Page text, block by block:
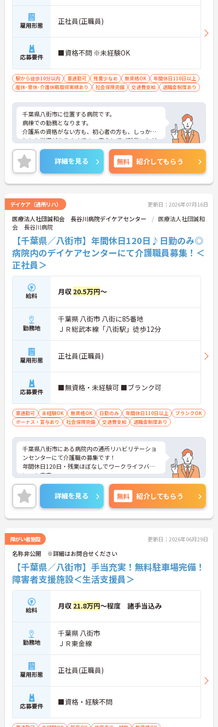
雇用形態 正社員(正職員)
応募要件 ■資格不問 ※未経験OK
駅から徒歩10分以内 車通勤可 残業少なめ 無資格OK
年間休日110日以上
産休･育休･介護休暇取得実績あり
社会保険完備 交通費支給 退職金制度あり
千葉県八街市に位置する病院です。
病棟での勤務となります。
介護系の資格がない方も、初心者の方も、しっかり
とした指導がありますでの、安心してご就業いただ
けます。
ご興味ある方には、面接対策ポイントなど、さらに
詳細をお話しいたしますのでお気軽にご相談くださ
い！
詳細を見る 無料 紹介してもらう
デイケア（通所リハ） 更新日：2026年07月16日
医療法人社団誠和会 長谷川病院デイケアセンター
医療法人社団誠和
会 長谷川病院
【千葉県／八街市】年間休日120日♪日勤のみ◎
病院内のデイケアセンターにて介護職員募集！＜
正社員＞
給料 月収 20.5万円～
勤務地
千葉県 八街市 八街に85番地
ＪＲ総武本線「八街駅」徒歩12分
雇用形態 正社員(正職員)
応募要件 ■無資格・未経験可 ■ブランク可
車通勤可 未経験OK 無資格OK 日勤のみ 年間休日110日以上
ブランクOK
ボーナス・賞与あり
社会保険完備 交通費支給 退職金制度あり
千葉県八街市にある病院内の通所リハビリテーショ
ンセンターにて介護職の募集です！
年間休日120日・残業ほぼなしでワークライフバラ
ンスも充実。
未経験や無資格、ブランクのある方も安心して働け
る研修や資格取得支援が魅力です。福利厚生も充実
◎長期的な勤務を目指すことが出来ます。
ご興味がある方は、ご面接のポイントをお伝えしま
すので、お気軽にお問い合わせください♪
詳細を見る 無料 紹介してもらう
障がい者施設 更新日：2026年06月29日
名称非公開 ※詳細はお問合せください
【千葉県／八街市】手当充実！無料駐車場完備！
障害者支援施設＜生活支援員＞
給料 月収 21.8万円～程度 諸手当込み
勤務地
千葉県 八街市
ＪＲ東金線
雇用形態 正社員(正職員)
応募要件 ■資格・経験不問